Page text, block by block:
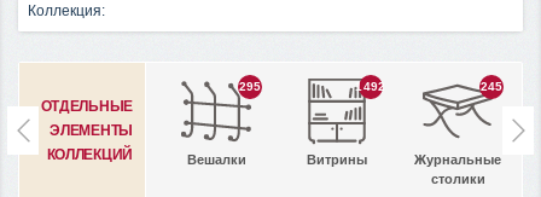
Коллекция:
ОТДЕЛЬНЫЕ
ЭЛЕМЕНТЫ
КОЛЛЕКЦИЙ
295
Вешалки
1492
Витрины
245
Журнальные
столики